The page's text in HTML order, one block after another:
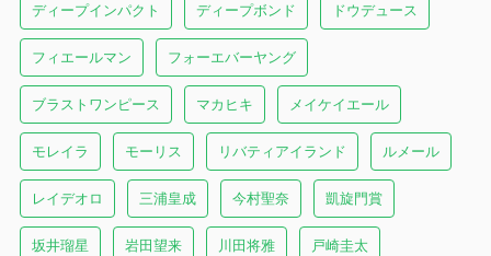
ディープインパクト ディープボンド ドウデュース
フィエールマン フォーエバーヤング
ブラストワンピース マカヒキ メイケイエール
モレイラ モーリス リバティアイランド ルメール
レイデオロ 三浦皇成 今村聖奈 凱旋門賞
坂井瑠星 岩田望来 川田将雅 戸崎圭太